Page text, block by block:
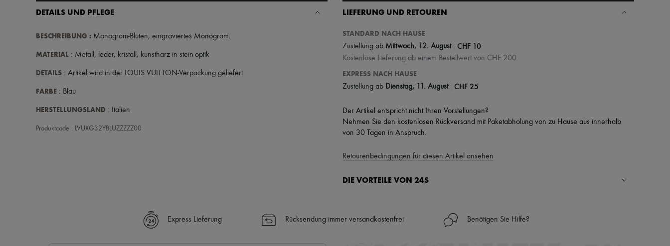
DETAILS UND PFLEGE
BESCHREIBUNG : Monogram-Blüten, eingraviertes Monogram.
MATERIAL : Metall, leder, kristall, kunstharz in stein-optik
DETAILS : Artikel wird in der LOUIS VUITTON-Verpackung geliefert
FARBE : Blau
HERSTELLUNGSLAND : Italien
Produktcode : LVUXG32YBLUZZZZZ00
LIEFERUNG UND RETOUREN
STANDARD NACH HAUSE
Zustellung ab Mittwoch, 12. August CHF 10
Kostenlose Lieferung ab einem Bestellwert von CHF 200
EXPRESS NACH HAUSE
Zustellung ab Dienstag, 11. August CHF 25
Der Artikel entspricht nicht Ihren Vorstellungen?
Nehmen Sie den kostenlosen Rückversand mit Paketabholung von zu Hause aus innerhalb
von 30 Tagen in Anspruch.
Retourenbedingungen für diesen Artikel ansehen
DIE VORTEILE VON 24S
✓ Expresslieferung in über 100 Ländern
Express Lieferung Rücksendung immer versandkostenfrei Benötigen Sie Hilfe?